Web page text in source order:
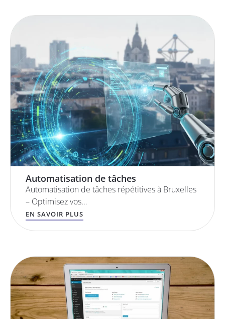
Automatisation de tâches
Automatisation de tâches répétitives à Bruxelles
– Optimisez vos…
EN SAVOIR PLUS